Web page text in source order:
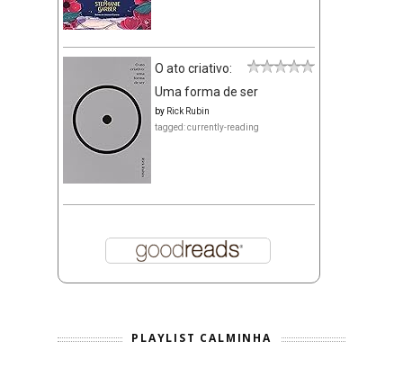
O ato criativo:
Uma forma de ser
by Rick Rubin
tagged: currently-reading
PLAYLIST CALMINHA